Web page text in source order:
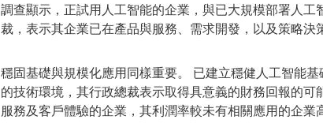
調查顯示，正試用人工智能的企業，與已大規模部署人
裁，表示其企業已在產品與服務、需求開發，以及策略決
穩固基礎與規模化應用同樣重要。 已建立穩健人工智能
的技術環境，其行政總裁表示取得具意義的財務回報的
服務及客戶體驗的企業，其利潤率較未有相關應用的企業